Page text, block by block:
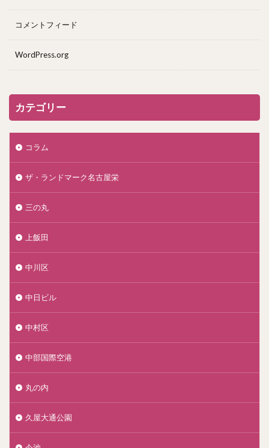
コメントフィード
WordPress.org
カテゴリー
コラム
ザ・ランドマーク名古屋栄
三の丸
上飯田
中川区
中日ビル
中村区
中部国際空港
丸の内
久屋大通公園